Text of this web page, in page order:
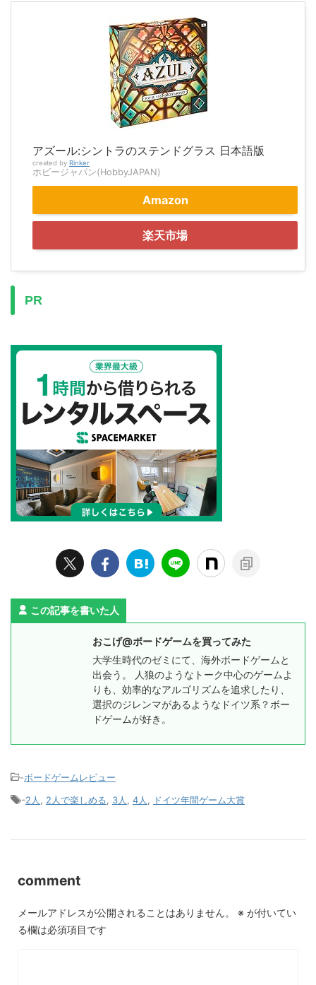
アズール:シントラのステンドグラス 日本語版
created by Rinker
ホビージャパン(HobbyJAPAN)
Amazon
楽天市場
PR
この記事を書いた人
おこげ@ボードゲームを買ってみた
大学生時代のゼミにて、海外ボードゲームと
出会う。 人狼のようなトーク中心のゲームよ
りも、効率的なアルゴリズムを追求したり、
選択のジレンマがあるようなドイツ系？ボー
ドゲームが好き。
-ボードゲームレビュー
-2人 2人で楽しめる 3人 4人 ドイツ年間ゲーム大賞
comment
メールアドレスが公開されることはありません。 ※ が付いてい
る欄は必須項目です